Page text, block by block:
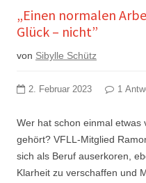
„Einen normalen
Glück – nicht”
von Sibylle Schütz
2. Februar 2023 1
Wer hat schon einmal etwas
gehört? VFLL-Mitglied
sich als Beruf auserkoren,
Klarheit zu verschaffen und